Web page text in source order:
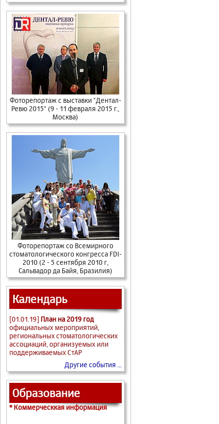
Фоторепортаж с выставки "Дентал-
Ревю 2015" (9 - 11 февраля 2015 г.,
Москва)
Фоторепортаж cо Всемирного
стоматологического конгресса FDI-
2010 (2 - 5 сентября 2010 г,
Сальвадор да Байя, Бразилия)
Календарь
[01.01.19] План на 2019 год
официальных мероприятий,
региональных стоматологических
ассоциаций, организуемых или
поддерживаемых СтАР
Другие события ...
Образование
* Коммерческкая информация